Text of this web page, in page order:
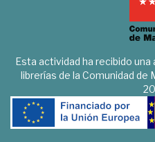
Esta actividad ha recibido una
librerías de la Comunidad de